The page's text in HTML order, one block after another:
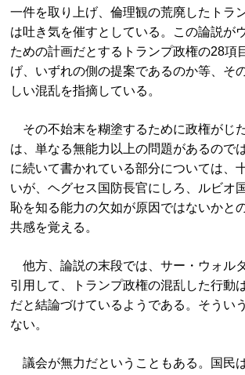
一件を取り上げ、倫理観の荒廃したトラ
は吐き気を催すとしている。この論説が
ための計画だとするトランプ政権の28項
げ、いずれの側の提案であるのか等、そ
しい混乱を指摘している。
その不始末を糊塗するために政権がじ
は、単なる無能力以上の問題があるので
に続いて書かれている部分については、
いが、ヘグセス国防長官にしろ、ルビオ
恥を知る能力の欠如が原因ではないかと
共感を覚える。
他方、論説の末段では、サー・ウォル
引用して、トランプ政権の混乱した行動
だと結論づけているようである。そうい
ない。
議会が無力だということもある。国民